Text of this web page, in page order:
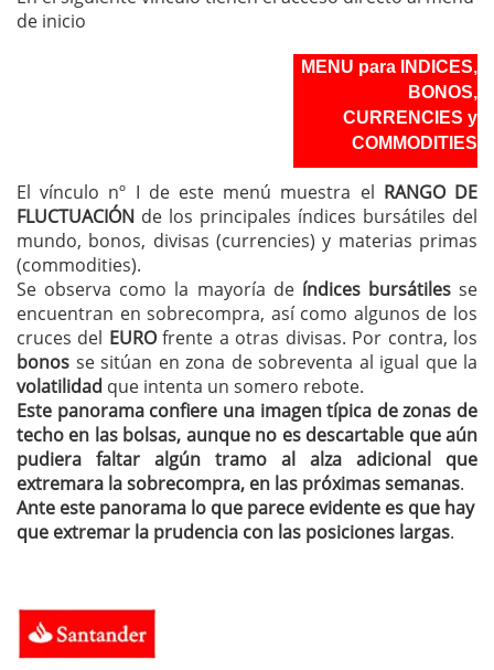
de inicio
MENU para INDICES,
BONOS,
CURRENCIES y
COMMODITIES
El vínculo nº I de este menú muestra el RANGO DE
FLUCTUACIÓN de los principales índices bursátiles del
mundo, bonos, divisas (currencies) y materias primas
(commodities).
Se observa como la mayoría de índices bursátilesse
encuentran en sobrecompra, así como algunos de los
cruces del EUROfrente a otras divisas. Por contra, los
bonos se sitúan en zona de sobreventa al igual que la
volatilidad que intenta un somero rebote.
Este panorama confiere una imagen típica de zonas de
techo en las bolsas, aunque no es descartable que aún
pudiera faltar algún tramo al alza adicional que
extremara la sobrecompra, en las próximas semanas.
Ante este panorama lo que parece evidente es que hay
que extremar la prudencia con las posiciones largas.